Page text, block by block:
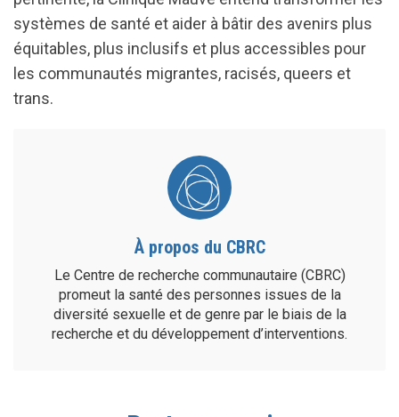
systèmes de santé et aider à bâtir des avenirs plus
équitables, plus inclusifs et plus accessibles pour
les communautés migrantes, racisés, queers et
trans.
À propos du CBRC
Le Centre de recherche communautaire (CBRC)
promeut la santé des personnes issues de la
diversité sexuelle et de genre par le biais de la
recherche et du développement d’interventions.